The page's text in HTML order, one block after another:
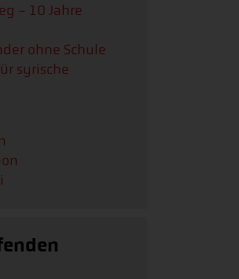
- 10 Jahre
ohne Schule
syrische